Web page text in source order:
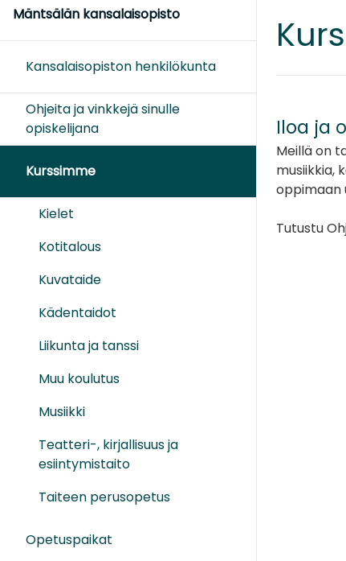
Iloa ja
Meillä on
musiikkia,
oppimaan
Tutustu
Mäntsälän kansalaisopisto
Kansalaisopiston henkilökunta
Ohjeita ja vinkkejä sinulle
opiskelijana
Kurssimme
Kielet
Kotitalous
Kuvataide
Kädentaidot
Liikunta ja tanssi
Muu koulutus
Musiikki
Teatteri-, kirjallisuus ja
esiintymistaito
Taiteen perusopetus
Opetuspaikat